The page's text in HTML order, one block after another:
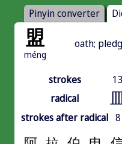
Pinyin converter
盟
méng
oath;
strokes
13
radical
皿
strokes after radical 8